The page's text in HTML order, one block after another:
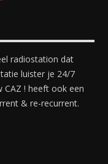
radiostation dat
luister je 24/7
CAZ ! heeft ook een
& re-recurrent.